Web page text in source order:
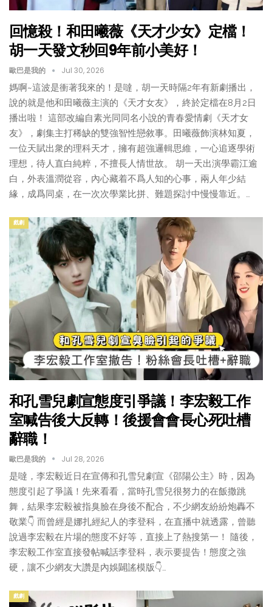
回憶殺！和田曦薇《天才少女》定檔！
胡一天發文秒回9年前小美好！
歐巴是我的 Jul 30, 2026
媽啊~這波是衝著我來的！是噠，胡一天時隔2年有新劇播出，
說的就是他和田曦薇主演的《天才女友》，終於定檔在8月2日
播出啦！ 這部改編自素光同同名小說的青春愛情劇《天才女
友》，劇集主打稀缺的雙強智性戀敘事。田曦薇飾演林知夏，
一位天賦出衆的理科天才，擁有超強邏輯思維，一心追逐學術
理想，待人直白純粹，不擅長人情世故。 胡一天出演學霸江逾
白，外表溫潤從容，內心藏着不爲人知的心事，兩人年少結
緣，成爲同桌，在一次次學業比拼、難題探討中慢慢靠近。…
戲劇
和孔雪兒劇宣態度引爭議！李宏毅工作
室喊告後大反轉！後援會會長心死吐槽
辭職！
歐巴是我的 Jul 28, 2026
是噠，李宏毅近日在宣傳和孔雪兒劇宣《邵陽公主》時，因為
態度引起了爭議！先來看看，當時孔雪兒很努力的在飯撒跳
舞，結果李宏毅被指臭臉在身後不配合，不少網友紛紛炮轟不
敬業👇 而曾經是娜扎經紀人的李登科，在直播中就透露，曾聽
說過李宏毅在片場的態度不好等，直接上了熱搜第一！ 隨後，
李宏毅工作室直接發帖喊話李登科，表示要提告！態度之強
硬，讓不少網友大讚是內娛闢謠模版👇…
戲劇